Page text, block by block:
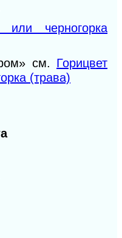
или черногорка
см. Горицвет
(трава)